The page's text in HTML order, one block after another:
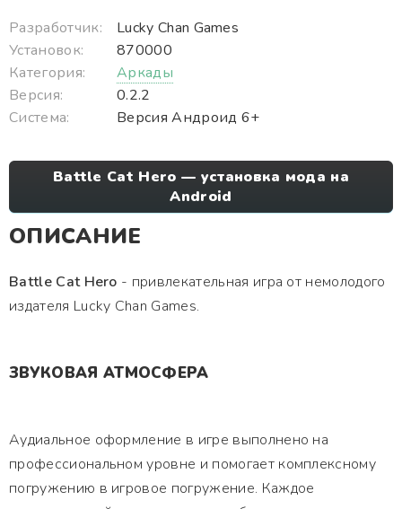
Разработчик:
Lucky Chan Games
Установок:
870000
Категория:
Аркады
Версия:
0.2.2
Система:
Версия Андроид 6+
Battle Cat Hero — установка мода на
Android
ОПИСАНИЕ
Battle Cat Hero - привлекательная игра от немолодого
издателя Lucky Chan Games.
ЗВУКОВАЯ АТМОСФЕРА
Аудиальное оформление в игре выполнено на
профессиональном уровне и помогает комплексному
погружению в игровое погружение. Каждое